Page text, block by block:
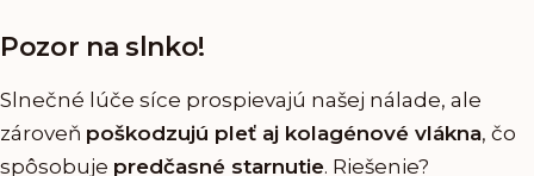
Pozor na slnko!
Slnečné lúče síce prospievajú našej nálade, ale
zároveň poškodzujú pleť aj kolagénové vlákna, čo
spôsobuje predčasné starnutie. Riešenie?